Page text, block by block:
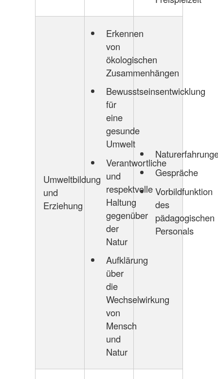
Umweltbildung
und
Erziehung
Erkennen
von
ökologischen
Zusammenhängen
Bewusstseinsentwicklung
für
eine
gesunde
Umwelt
Verantwortliche
und
respektvolle
Haltung
gegenüber
der
Natur
Aufklärung
über
die
Wechselwirkung
von
Mensch
und
Natur
Gespräche
Vorbildfunktion
des
pädagogischen
Personals